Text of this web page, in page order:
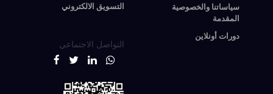
التسويق الالكتروني
سياساتنا والخصوصية
المقدمة
دورات أونلاين
التواصل الاجتماعي